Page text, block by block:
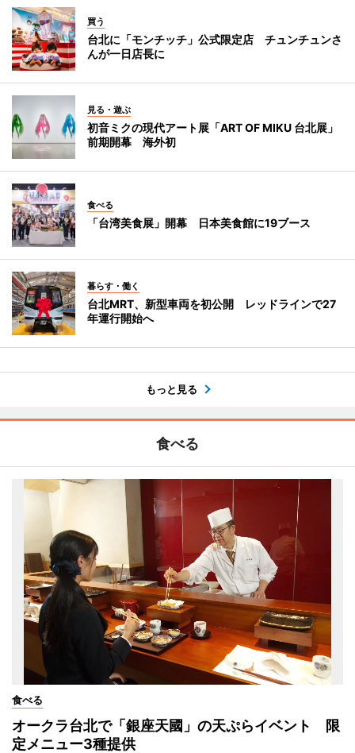
買う
台北に「モンチッチ」公式限定店 チュンチュンさ
んが一日店長に
見る・遊ぶ
初音ミクの現代アート展「ART OF MIKU 台北展」
前期開幕 海外初
食べる
「台湾美食展」開幕 日本美食館に19ブース
暮らす・働く
台北MRT、新型車両を初公開 レッドラインで27
年運行開始へ
もっと見る
食べる
食べる
オークラ台北で「銀座天國」の天ぷらイベント 限
定メニュー3種提供